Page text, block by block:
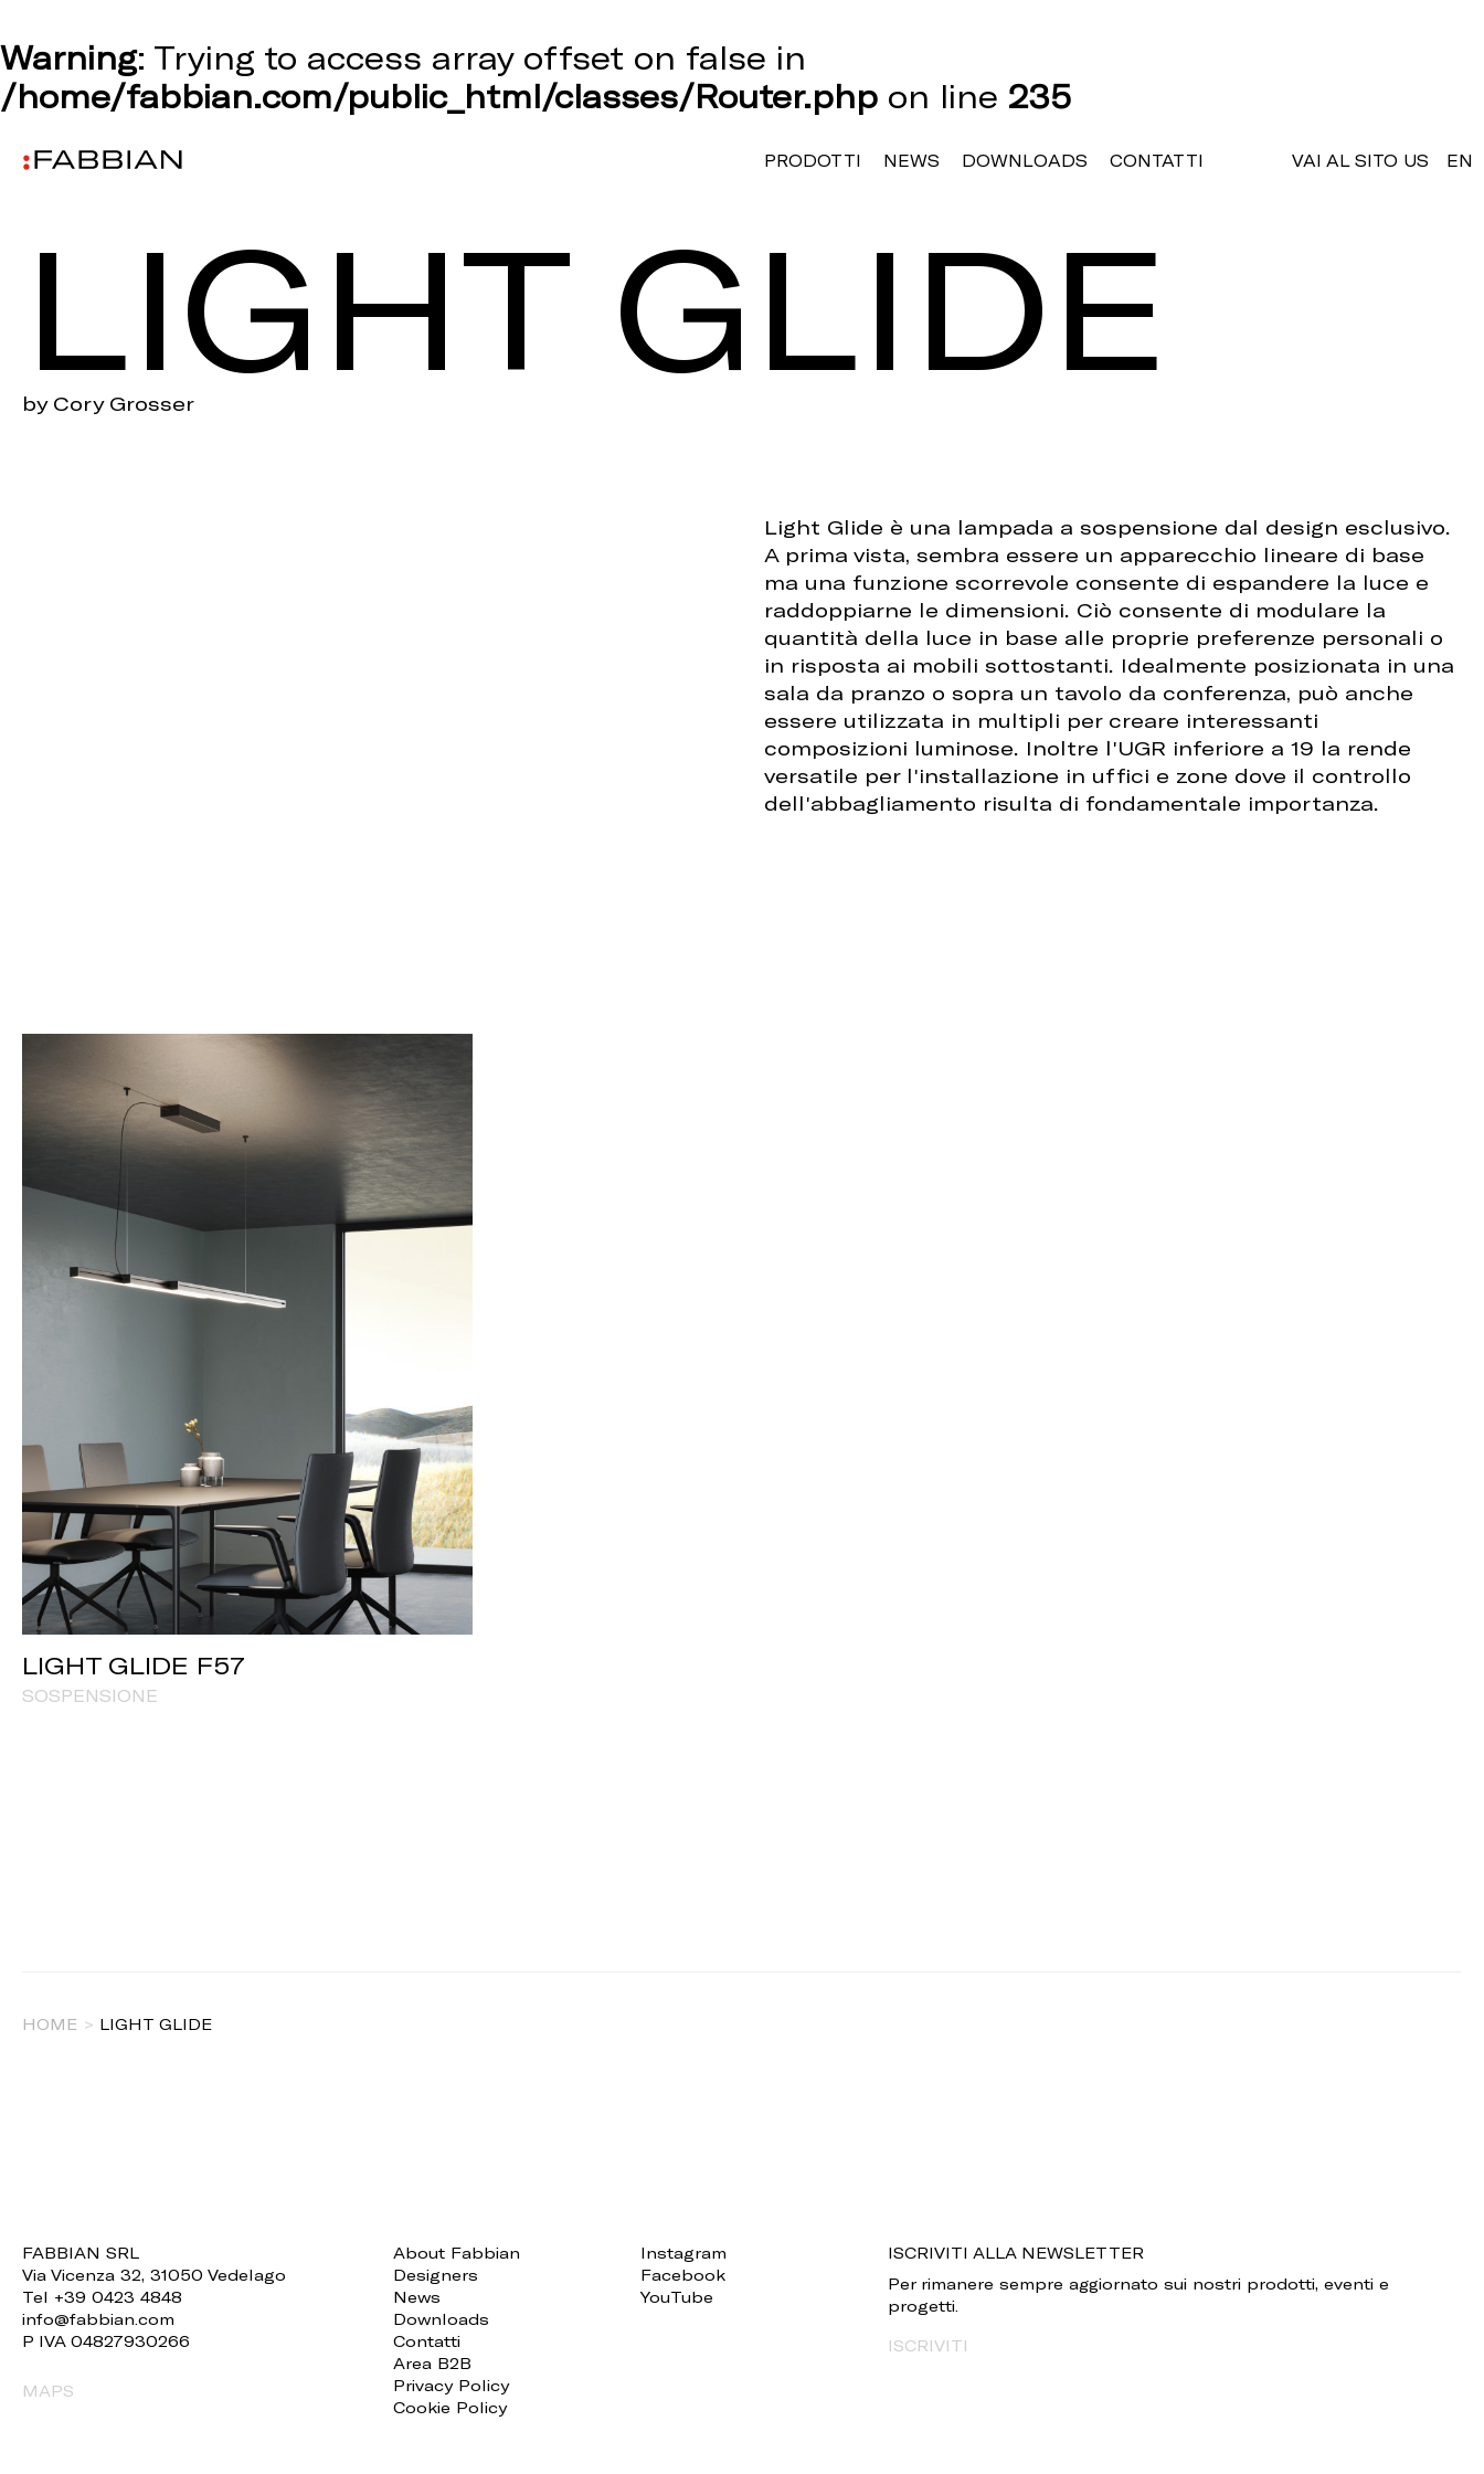
Warning: Trying to access array offset on false in
/home/fabbian.com/public_html/classes/Router.php on line 235
PRODOTTI NEWS DOWNLOADS CONTATTI VAI AL SITO US EN
LIGHT GLIDE
by Cory Grosser
Light Glide è una lampada a sospensione dal design esclusivo.
A prima vista, sembra essere un apparecchio lineare di base
ma una funzione scorrevole consente di espandere la luce e
raddoppiarne le dimensioni. Ciò consente di modulare la
quantità della luce in base alle proprie preferenze personali o
in risposta ai mobili sottostanti. Idealmente posizionata in una
sala da pranzo o sopra un tavolo da conferenza, può anche
essere utilizzata in multipli per creare interessanti
composizioni luminose. Inoltre l'UGR inferiore a 19 la rende
versatile per l'installazione in uffici e zone dove il controllo
dell'abbagliamento risulta di fondamentale importanza.
LIGHT GLIDE F57
SOSPENSIONE
HOME > LIGHT GLIDE
FABBIAN SRL
Via Vicenza 32, 31050 Vedelago
Tel +39 0423 4848
info@fabbian.com
P IVA 04827930266
MAPS
About Fabbian
Designers
News
Downloads
Contatti
Area B2B
Privacy Policy
Cookie Policy
Instagram
Facebook
YouTube
ISCRIVITI ALLA NEWSLETTER
Per rimanere sempre aggiornato sui nostri prodotti, eventi e
progetti.
ISCRIVITI